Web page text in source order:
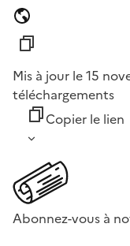
Mis à jour le 15
téléchargements
Copier le lien
Abonnez-vous à